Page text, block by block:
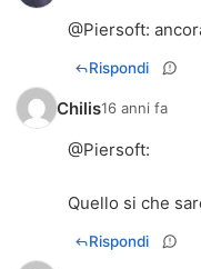
@Piersoft:
Rispondi
Chilis16 anni fa
@Piersoft:
Quello si che
Rispondi